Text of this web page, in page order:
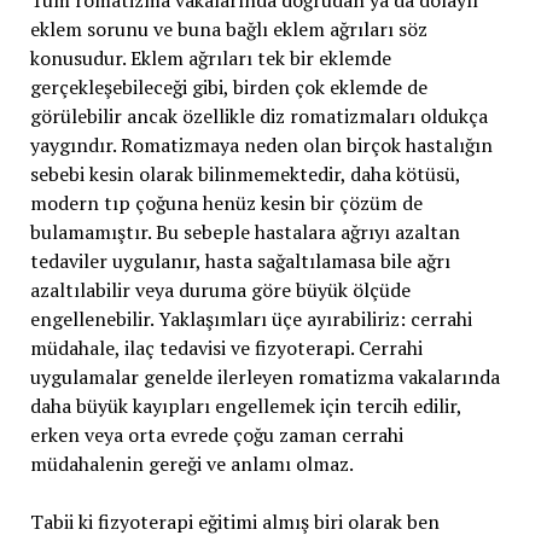
eklem sorunu ve buna bağlı eklem ağrıları söz
konusudur. Eklem ağrıları tek bir eklemde
gerçekleşebileceği gibi, birden çok eklemde de
görülebilir ancak özellikle diz romatizmaları oldukça
yaygındır. Romatizmaya neden olan birçok hastalığın
sebebi kesin olarak bilinmemektedir, daha kötüsü,
modern tıp çoğuna henüz kesin bir çözüm de
bulamamıştır. Bu sebeple hastalara ağrıyı azaltan
tedaviler uygulanır, hasta sağaltılamasa bile ağrı
azaltılabilir veya duruma göre büyük ölçüde
engellenebilir. Yaklaşımları üçe ayırabiliriz: cerrahi
müdahale, ilaç tedavisi ve fizyoterapi. Cerrahi
uygulamalar genelde ilerleyen romatizma vakalarında
daha büyük kayıpları engellemek için tercih edilir,
erken veya orta evrede çoğu zaman cerrahi
müdahalenin gereği ve anlamı olmaz.
Tabii ki fizyoterapi eğitimi almış biri olarak ben